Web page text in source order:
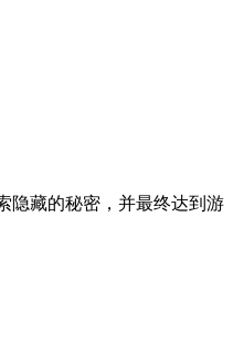
隐藏的秘密，并最终达到游